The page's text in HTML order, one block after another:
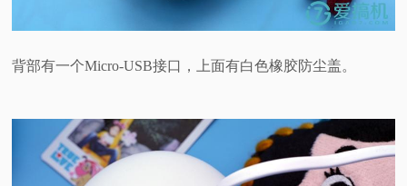
背部有一个Micro-USB接口，上面有白色橡胶防尘盖。